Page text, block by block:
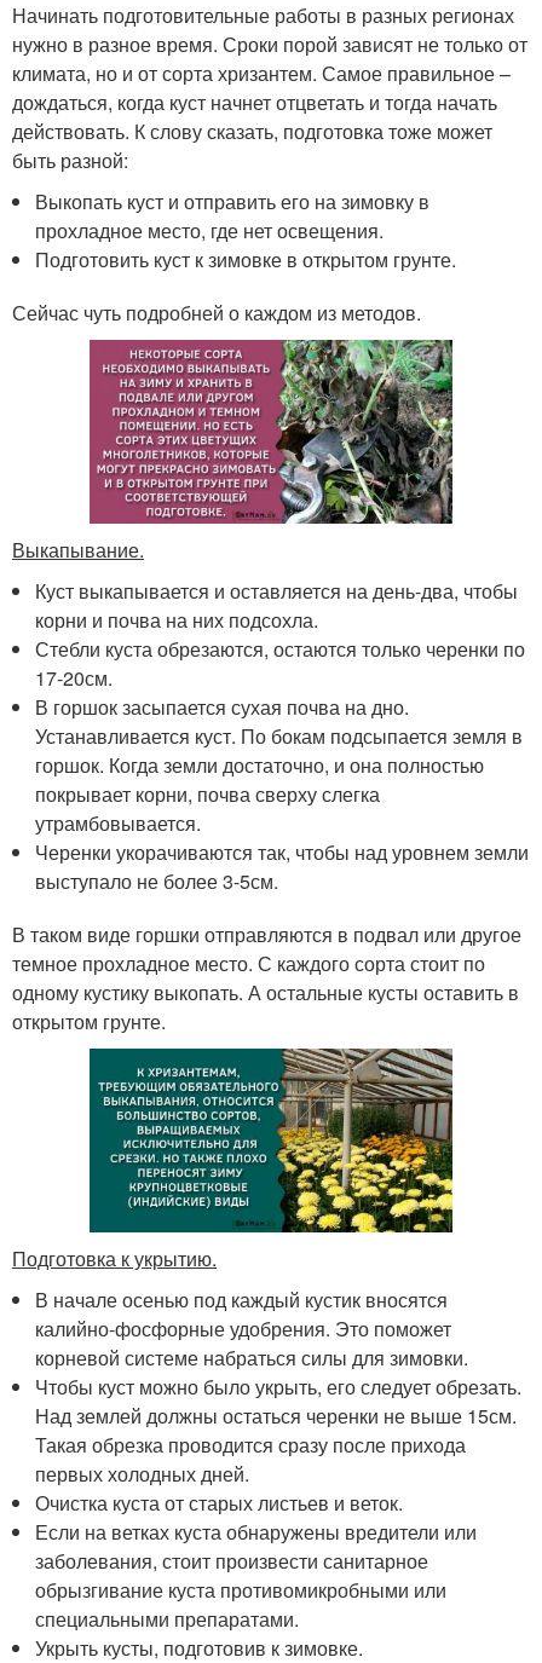
Начинать подготовительные работы в разных регионах
нужно в разное время. Сроки порой зависят не только от
климата, но и от сорта хризантем. Самое правильное –
дождаться, когда куст начнет отцветать и тогда начать
действовать. К слову сказать, подготовка тоже может
быть разной:
Выкопать куст и отправить его на зимовку в
прохладное место, где нет освещения.
Подготовить куст к зимовке в открытом грунте.
Сейчас чуть подробней о каждом из методов.
Выкапывание.
Куст выкапывается и оставляется на день-два, чтобы
корни и почва на них подсохла.
Стебли куста обрезаются, остаются только черенки по
17-20см.
В горшок засыпается сухая почва на дно.
Устанавливается куст. По бокам подсыпается земля в
горшок. Когда земли достаточно, и она полностью
покрывает корни, почва сверху слегка
утрамбовывается.
Черенки укорачиваются так, чтобы над уровнем земли
выступало не более 3-5см.
В таком виде горшки отправляются в подвал или другое
темное прохладное место. С каждого сорта стоит по
одному кустику выкопать. А остальные кусты оставить в
открытом грунте.
Подготовка к укрытию.
В начале осенью под каждый кустик вносятся
калийно-фосфорные удобрения. Это поможет
корневой системе набраться силы для зимовки.
Чтобы куст можно было укрыть, его следует обрезать.
Над землей должны остаться черенки не выше 15см.
Такая обрезка проводится сразу после прихода
первых холодных дней.
Очистка куста от старых листьев и веток.
Если на ветках куста обнаружены вредители или
заболевания, стоит произвести санитарное
обрызгивание куста противомикробными или
специальными препаратами.
Укрыть кусты, подготовив к зимовке.